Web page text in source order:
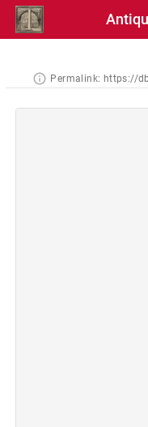
Permalink: https://